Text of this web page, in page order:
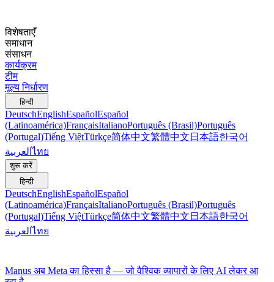
विशेषताएँ
समाधान
संसाधन
कार्यक्रम
टीम
मूल्य निर्धारण
हिन्दी
DeutschEnglishEspañolEspañol
(Latinoamérica)FrançaisItalianoPortuguês (Brasil)Português
(Portugal)Tiếng ViệtTürkçe简体中文繁體中文 日本語한국어
العربيةไทย
शुरू करें
हिन्दी
DeutschEnglishEspañolEspañol
(Latinoamérica)FrançaisItalianoPortuguês (Brasil)Português
(Portugal)Tiếng ViệtTürkçe简体中文繁體中文 日本語한국어
العربيةไทย
Manus अब Meta का हिस्सा है — जो वैश्विक व्यापारों के लिए AI लेकर आ